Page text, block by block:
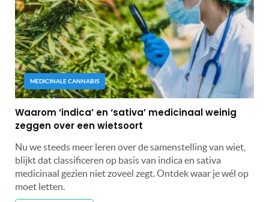
MEDICINALE CANNABIS
Waarom ‘indica’ en ‘sativa’ medicinaal weinig
zeggen over een wietsoort
Nu we steeds meer leren over de samenstelling van wiet,
blijkt dat classificeren op basis van indica en sativa
medicinaal gezien niet zoveel zegt. Ontdek waar je wél op
moet letten.